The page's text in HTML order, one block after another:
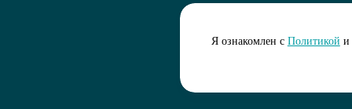
Я ознакомлен с Политикой и